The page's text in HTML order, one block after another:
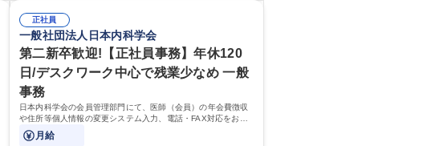
当業務を持ちつつ、お互いに助け合いながら、総務
部という組織として協力しながら進める体制です。
募集職種 【大阪】総務人事＜未経験歓迎＞◇三菱電
機G・社会インフラを支える/年休127日
い、業務を円滑に遂行できる協調性やコミュニケー
ション能力を持っている方 ・人事総務領域に興味が
ありゼネラリスト志向をお持ちの方 学歴・資格 学
歴：大学院 大学 語学力： 資格：
正社員
一般社団法人日本内科学会
第二新卒歓迎!【正社員事務】年休120
日/デスクワーク中心で残業少なめ 一般
事務
日本内科学会の会員管理部門にて、医師（会員）の年会費徴収
や住所等個人情報の変更システム入力、電話・FAX対応をお任
せします。将来的には、各種委員会の運営事務局業務などにも
幅広く携わっていただきます。
月給